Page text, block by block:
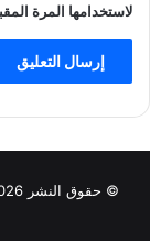
لاستخدامها المرة
© حقوق النشر 2026، جميع الحقوق محفوظة |